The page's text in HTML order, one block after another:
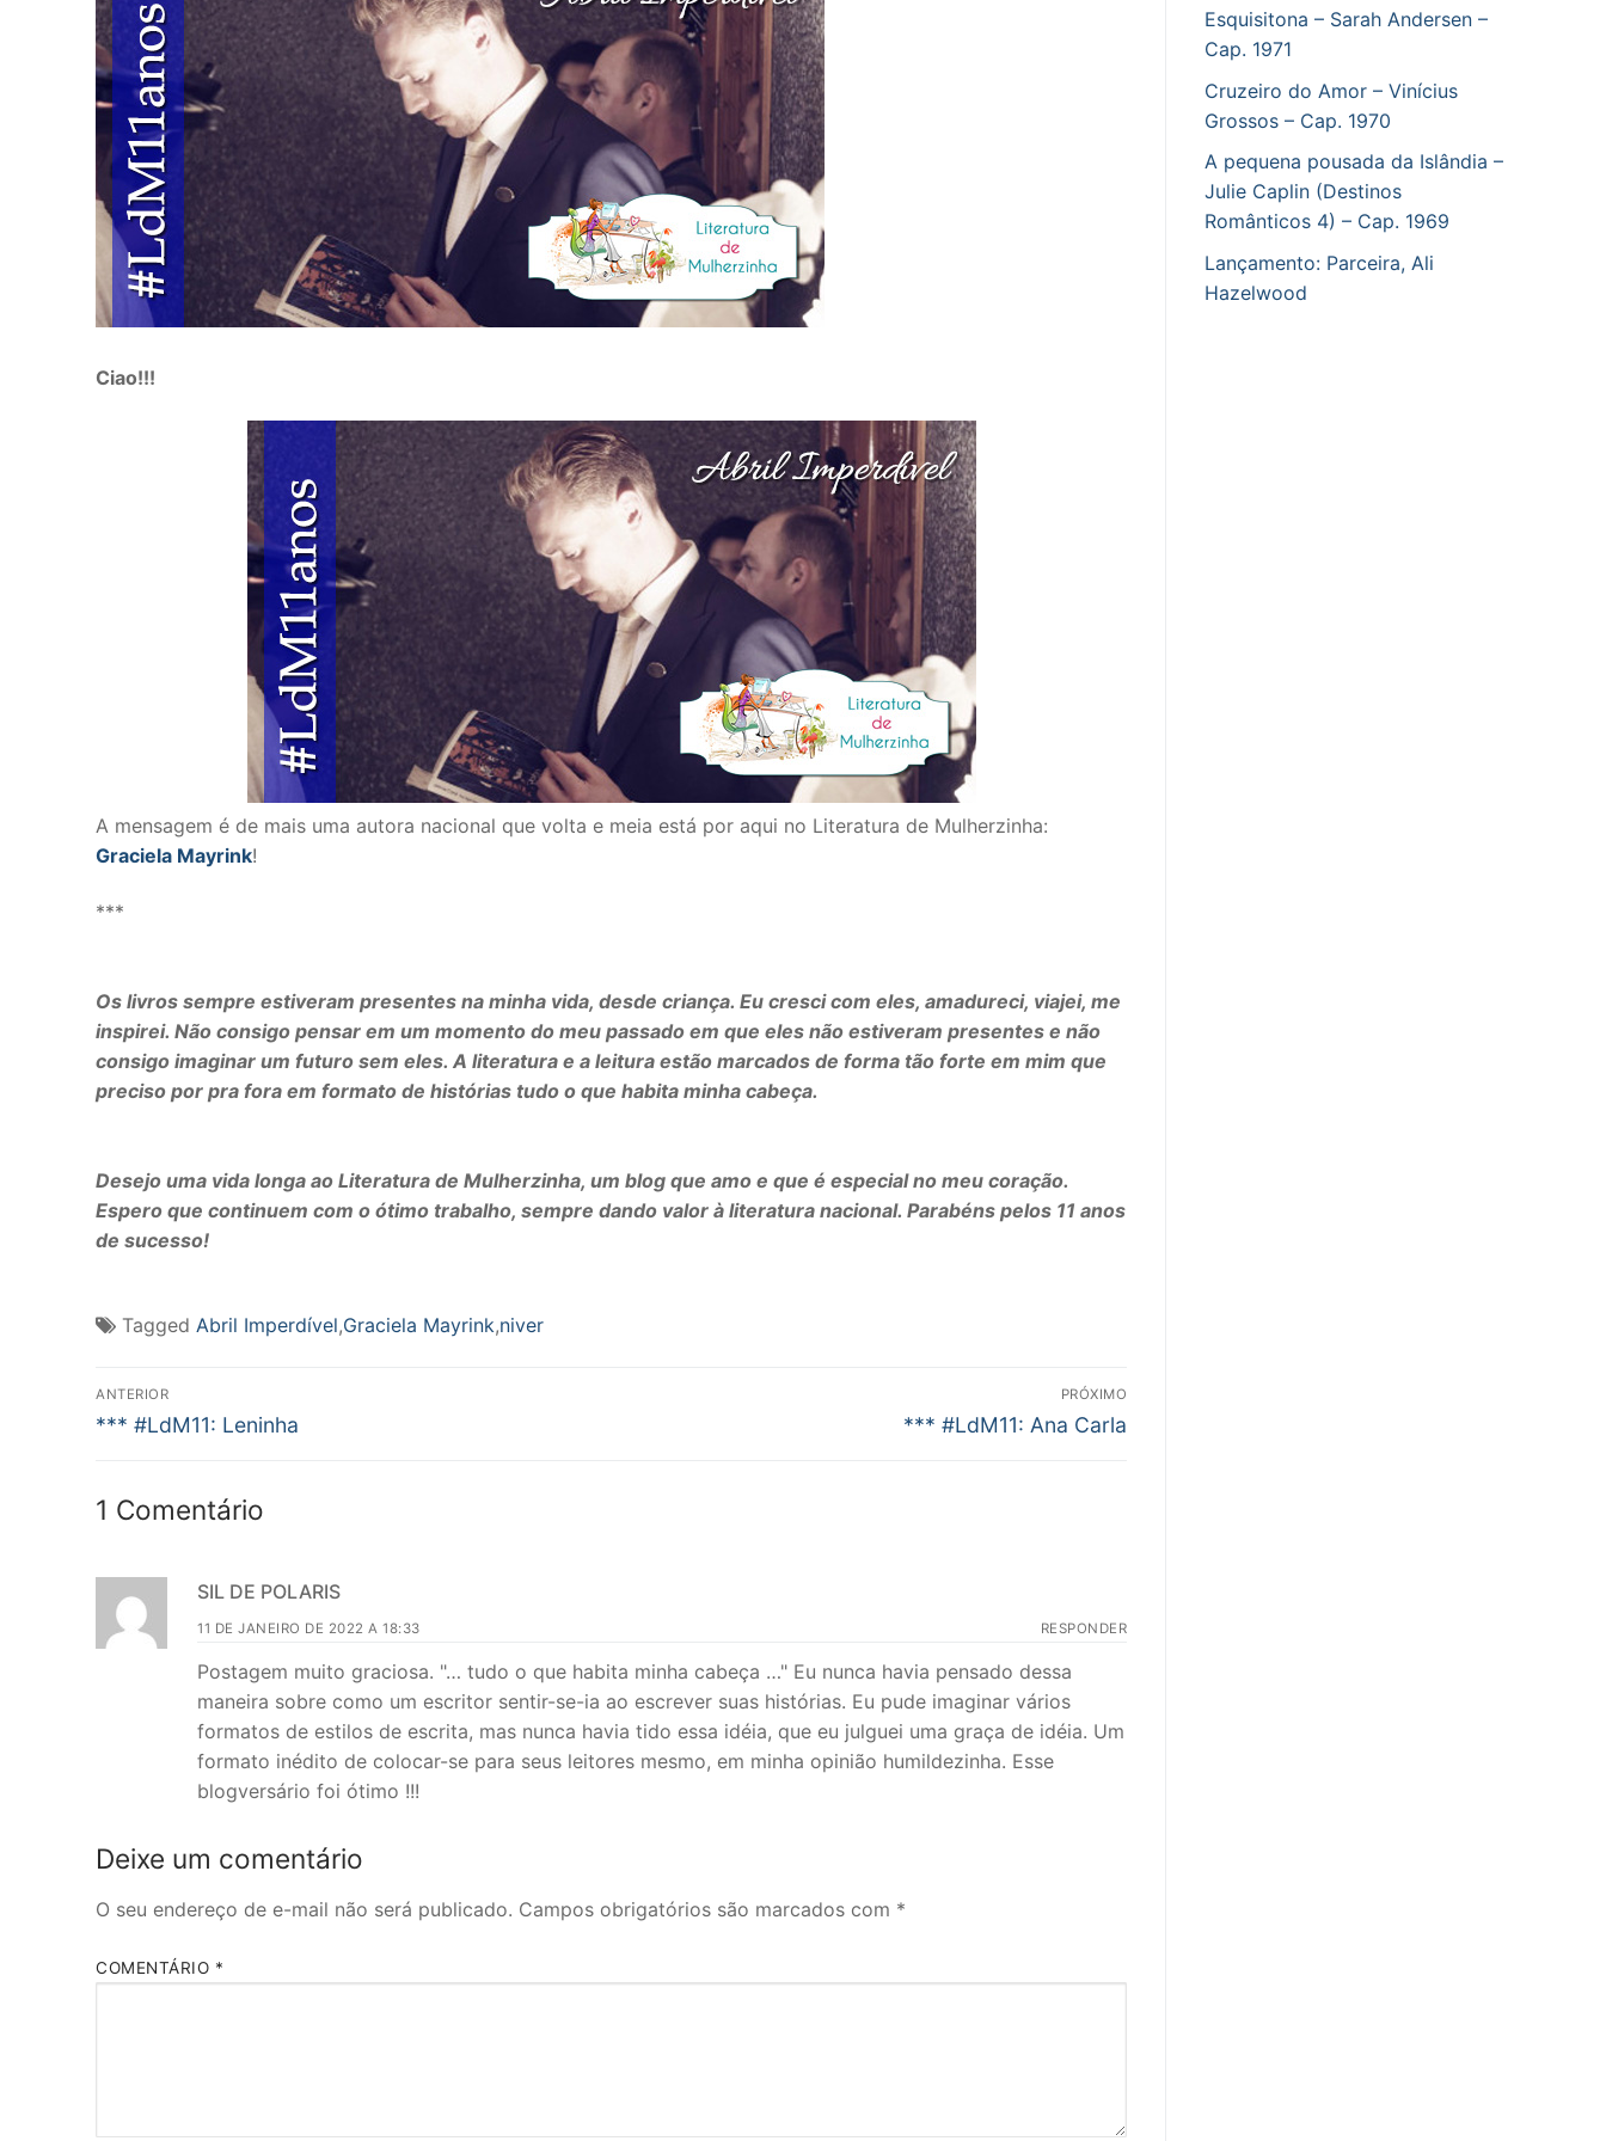
Ciao!!!
A mensagem é de mais uma autora nacional que volta e meia está por aqui no Literatura de Mulherzinha:
Graciela Mayrink!
***
Os livros sempre estiveram presentes na minha vida, desde criança. Eu cresci com eles, amadureci, viajei, me
inspirei. Não consigo pensar em um momento do meu passado em que eles não estiveram presentes e não
consigo imaginar um futuro sem eles. A literatura e a leitura estão marcados de forma tão forte em mim que
preciso por pra fora em formato de histórias tudo o que habita minha cabeça.
Desejo uma vida longa ao Literatura de Mulherzinha, um blog que amo e que é especial no meu coração.
Espero que continuem com o ótimo trabalho, sempre dando valor à literatura nacional. Parabéns pelos 11 anos
de sucesso!
Tagged Abril Imperdível,Graciela Mayrink,niver
Navegação
de
ANTERIOR
Post
*** #LdM11: Leninha
PRÓXIMO
Próximo
*** #LdM11: Ana Carla
1 Comentário
SIL DE POLARIS
11 DE JANEIRO DE 2022 A 18:33 RESPONDER
Postagem muito graciosa. "… tudo o que habita minha cabeça …" Eu nunca havia pensado dessa
maneira sobre como um escritor sentir-se-ia ao escrever suas histórias. Eu pude imaginar vários
formatos de estilos de escrita, mas nunca havia tido essa idéia, que eu julguei uma graça de idéia. Um
formato inédito de colocar-se para seus leitores mesmo, em minha opinião humildezinha. Esse
blogversário foi ótimo !!!
Deixe um comentário
O seu endereço de e-mail não será publicado. Campos obrigatórios são marcados com *
COMENTÁRIO *
Esquisitona – Sarah Andersen –
Cap. 1971
Cruzeiro do Amor – Vinícius
Grossos – Cap. 1970
A pequena pousada da Islândia –
Julie Caplin (Destinos
Românticos 4) – Cap. 1969
Lançamento: Parceira, Ali
Hazelwood